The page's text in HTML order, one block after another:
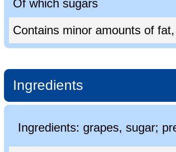
Of which sugars
Contains minor amounts of
Ingredients
Ingredients: grapes, sugar;